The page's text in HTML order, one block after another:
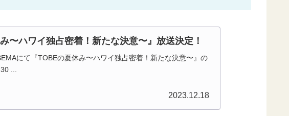
〜ハワイ独占密着！新たな決意〜』放送決定！
にて『TOBEの夏休み〜ハワイ独占密着！新たな決意〜』の
...
2023.12.18